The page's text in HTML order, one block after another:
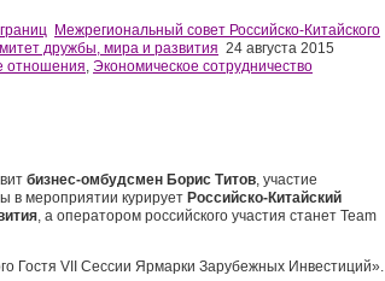
Межрегиональный совет Российско-Китайского
дружбы, мира и развития 24 августа 2015
отношения, Экономическое сотрудничество
бизнес-омбудсмен Борис Титов, участие
в мероприятии курирует Российско-Китайский
, а оператором российского участия станет Team
Гостя VII Сессии Ярмарки Зарубежных Инвестиций».